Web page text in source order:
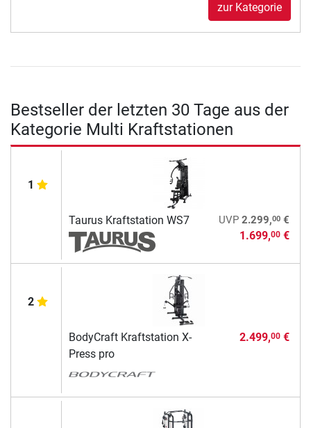
zur Kategorie
Bestseller der letzten 30 Tage aus der
Kategorie Multi Kraftstationen
1
Taurus Kraftstation WS7 UVP 2.299,00€
1.699,00€
2
BodyCraft Kraftstation X-
Press pro
2.499,00€